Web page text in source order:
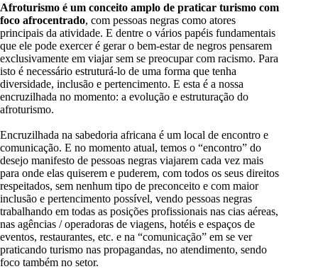
Afroturismo é um conceito amplo de praticar turismo com
foco afrocentrado, com pessoas negras como atores
principais da atividade. E dentre o vários papéis fundamentais
que ele pode exercer é gerar o bem-estar de negros pensarem
exclusivamente em viajar sem se preocupar com racismo. Para
isto é necessário estruturá-lo de uma forma que tenha
diversidade, inclusão e pertencimento. E esta é a nossa
encruzilhada no momento: a evolução e estruturação do
afroturismo.
Encruzilhada na sabedoria africana é um local de encontro e
comunicação. E no momento atual, temos o “encontro” do
desejo manifesto de pessoas negras viajarem cada vez mais
para onde elas quiserem e puderem, com todos os seus direitos
respeitados, sem nenhum tipo de preconceito e com maior
inclusão e pertencimento possível, vendo pessoas negras
trabalhando em todas as posições profissionais nas cias aéreas,
nas agências / operadoras de viagens, hotéis e espaços de
eventos, restaurantes, etc. e na “comunicação” em se ver
praticando turismo nas propagandas, no atendimento, sendo
foco também no setor.